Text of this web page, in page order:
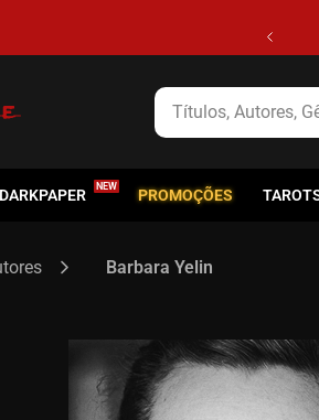
Títulos, Autores,
DARKPAPER PROMOÇÕES
Barbara Yelin